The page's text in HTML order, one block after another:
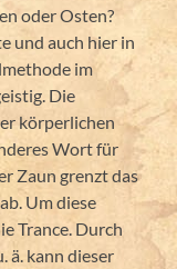
oder Osten?
und auch hier in
im
Die
körperlichen
Wort für
Zaun grenzt das
Um diese
Trance. Durch
ä. kann dieser